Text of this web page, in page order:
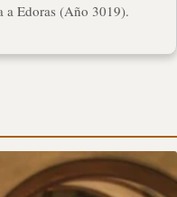
a Edoras (Año 3019).